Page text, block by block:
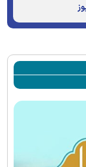
The media
server or